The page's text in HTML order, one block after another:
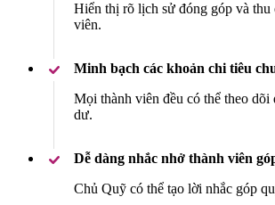
Hiển thị rõ lịch sử đóng góp và thu
viên.
Minh bạch các khoản chi tiêu
Mọi thành viên đều có thể theo dõi
dư.
Dễ dàng nhắc nhở thành viên
Chủ Quỹ có thể tạo lời nhắc góp